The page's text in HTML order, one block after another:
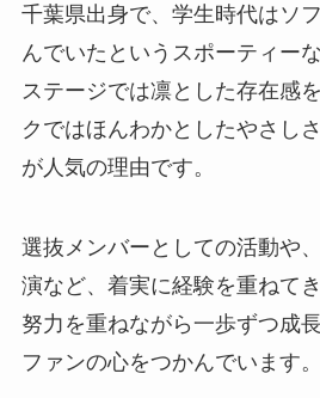
千葉県出身で、学生時代はソ
んでいたというスポーティー
ステージでは凛とした存在感
クではほんわかとしたやさし
が人気の理由です。
選抜メンバーとしての活動や
演など、着実に経験を重ねてき
努力を重ねながら一歩ずつ成
ファンの心をつかんでいます。